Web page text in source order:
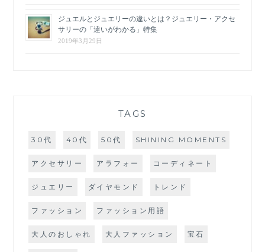
ジュエルとジュエリーの違いとは？ジュエリー・アクセ
サリーの「違いがわかる」特集
2019年3月29日
TAGS
30代 40代 50代 SHINING MOMENTS
アクセサリー アラフォー コーディネート
ジュエリー ダイヤモンド トレンド
ファッション ファッション用語
大人のおしゃれ 大人ファッション 宝石